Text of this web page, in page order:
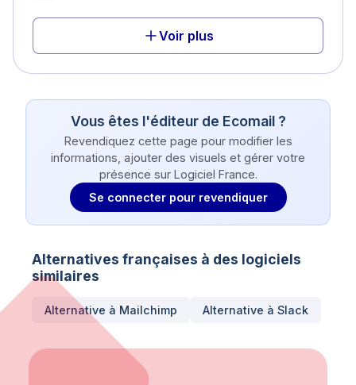
Voir plus
Vous êtes l'éditeur de Ecomail?
Revendiquez cette page pour modifier les
informations, ajouter des visuels et gérer votre
présence sur Logiciel France.
Se connecter pour revendiquer
Alternatives françaises à des logiciels
similaires
Alternative à Mailchimp Alternative à Slack